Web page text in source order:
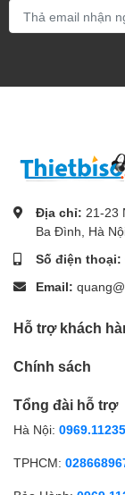
Địa chỉ: 21-23
Ba Đình, Hà
Số điện thoại:
Email:
Hỗ trợ khách
Chính sách
Tổng đài hỗ trợ
Hà Nội:
TPHCM: